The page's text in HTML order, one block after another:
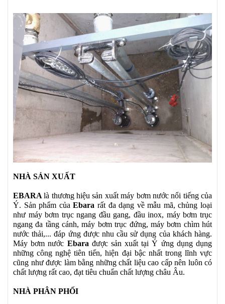
NHÀ SẢN XUẤT
EBARAlà thương hiệu sản xuất máy bơm nước nổi tiếng của
Ý. Sản phẩm củaEbara rất đa dạng về mẫu mã, chủng loại
như máy bơm trục ngang đầu gang, đầu inox, máy bơm trục
ngang đa tầng cánh, máy bơm trục đứng, máy bơm chìm hút
nước thải,... đáp ứng được nhu cầu sử dụng của khách hàng.
Máy bơm nước Ebara được sản xuất tại Ý ứng dụng dụng
những công nghệ tiên tiến, hiện đại bậc nhất trong lĩnh vực
cũng như được làm bằng những chất liệu cao cấp nên luôn có
chất lượng rất cao, đạt tiêu chuẩn chất lượng châu Âu.
NHÀ PHÂN PHỐI